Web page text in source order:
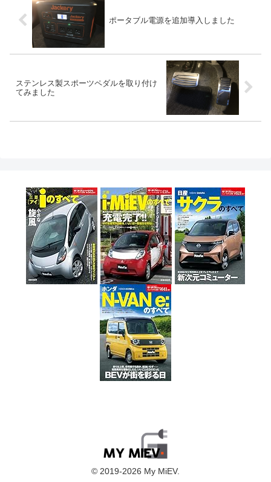
ポータブル電源を追加導入しました
ステンレス製スポーツペダルを取り付け
てみました
© 2019-2026 My MiEV.